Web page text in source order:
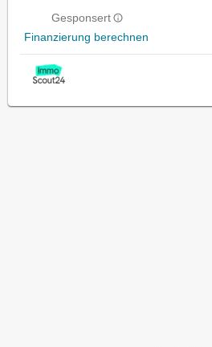
Gesponsert
Finanzierung berechnen